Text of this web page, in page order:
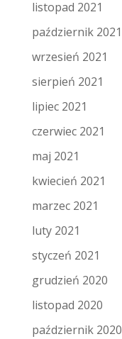
listopad 2021
październik 2021
wrzesień 2021
sierpień 2021
lipiec 2021
czerwiec 2021
maj 2021
kwiecień 2021
marzec 2021
luty 2021
styczeń 2021
grudzień 2020
listopad 2020
październik 2020